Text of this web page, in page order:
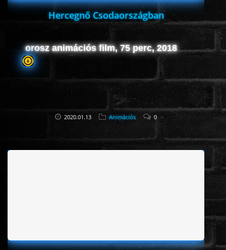
Hercegnő Csodaországban
orosz animációs film, 75 perc, 2018
2020.01.13 Animációs 0